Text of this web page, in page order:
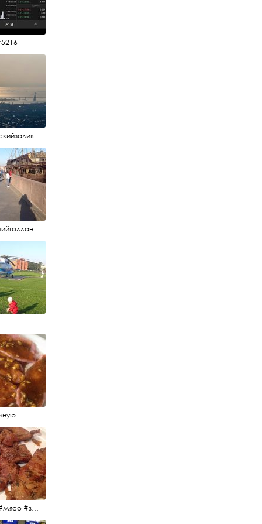
#финскийзалив #маркизовалужа #нева
#летучийголландец #набережнаяневы
#еда #мясо #завтрак #источниквдохновения #люблюготовить